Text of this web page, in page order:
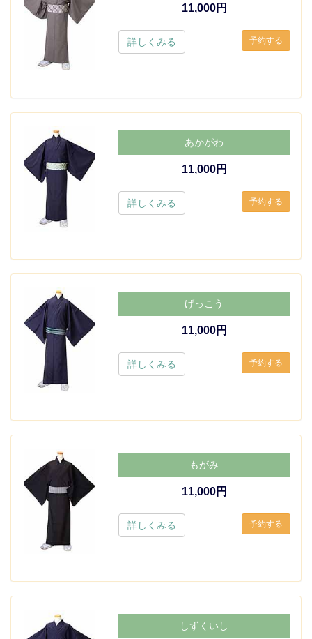
11,000円
詳しくみる
あかがわ
11,000円
詳しくみる
げっこう
11,000円
詳しくみる
もがみ
11,000円
詳しくみる
しずくいし